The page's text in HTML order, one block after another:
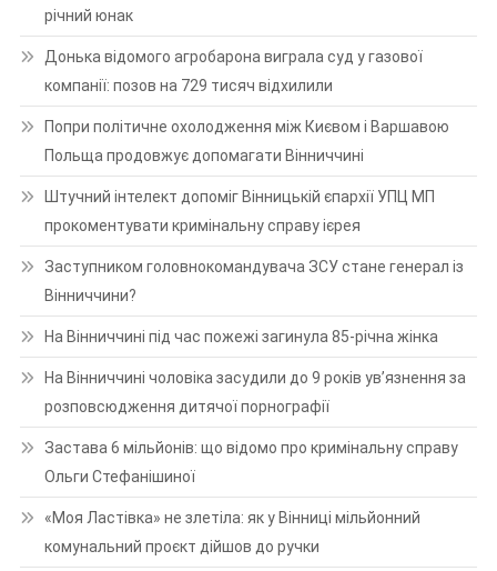
річний юнак
Донька відомого агробарона виграла суд у газової
компанії: позов на 729 тисяч відхилили
Попри політичне охолодження між Києвом і Варшавою
Польща продовжує допомагати Вінниччині
Штучний інтелект допоміг Вінницькій єпархії УПЦ МП
прокоментувати кримінальну справу ієрея
Заступником головнокомандувача ЗСУ стане генерал із
Вінниччини?
На Вінниччині під час пожежі загинула 85-річна жінка
На Вінниччині чоловіка засудили до 9 років ув’язнення за
розповсюдження дитячої порнографії
Застава 6 мільйонів: що відомо про кримінальну справу
Ольги Стефанішиної
«Моя Ластівка» не злетіла: як у Вінниці мільйонний
комунальний проєкт дійшов до ручки